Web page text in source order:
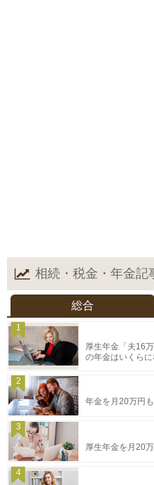
相続・税金・年金記
総合
1
厚生年金「夫16
の年金はいくら
2
年金を月20万円
3
厚生年金を月20
4